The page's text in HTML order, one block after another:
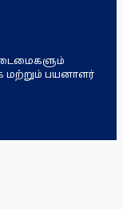
மற்றும் பயனாளர்